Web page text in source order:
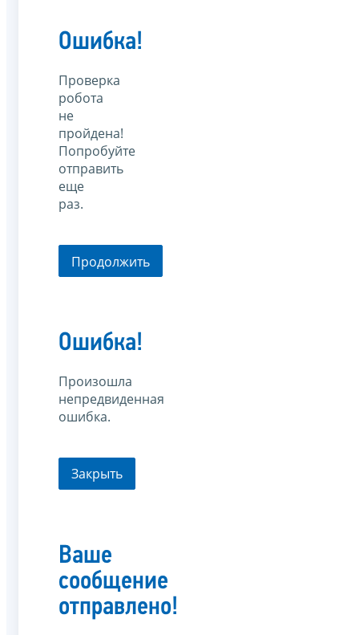
Ошибка!
Проверка
робота
не
пройдена!
Попробуйте
отправить
еще
раз.
Продолжить
Ошибка!
Произошла
непредвиденная
ошибка.
Закрыть
Ваше
сообщение
отправлено!